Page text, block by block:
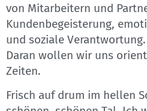
von Mitarbeitern und
Kundenbegeisterung,
und soziale
Daran wollen wir uns
Zeiten.
Frisch auf drum im hellen